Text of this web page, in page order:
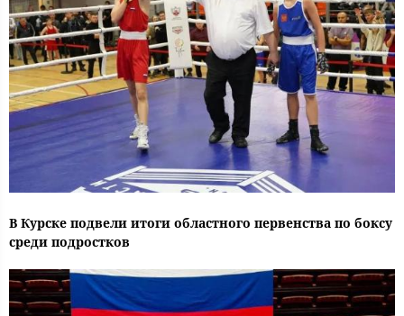
В Курске подвели итоги областного первенства по боксу
среди подростков